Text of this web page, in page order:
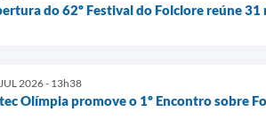
do 62º Festival do Folclore reúne
2026 - 13h38
Olímpia promove o 1º Encontro sobre